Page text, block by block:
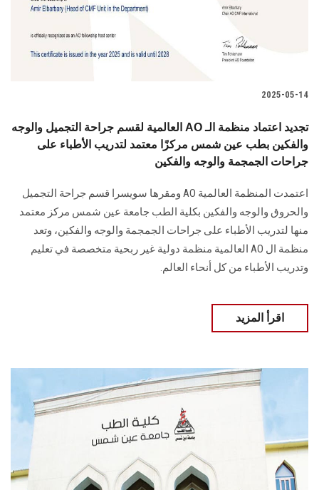
الموظفون
سجل الان
2025-05-14
العالمية لقسم جراحة التجميل والوجه AO تجديد اعتماد منظمة الـ
والفكين بطب عين شمس مركزًا معتمد لتدريب الأطباء على
جراحات الجمجمة والوجه والفكين
اعتمدت المنظمة العالمية AO ومقرها سويسرا قسم جراحة التجميل
والحروق والوجه والفكين بكلية الطب جامعة عين شمس مركز معتمد
منها لتدريب الأطباء على جراحات الجمجمة والوجه والفكين، وتعد
منظمة ال AO العالمية منظمة دولية غير ربحية متخصصة في تعليم
وتدريب الأطباء من كل أنحاء العالم.
اقرأ المزيد